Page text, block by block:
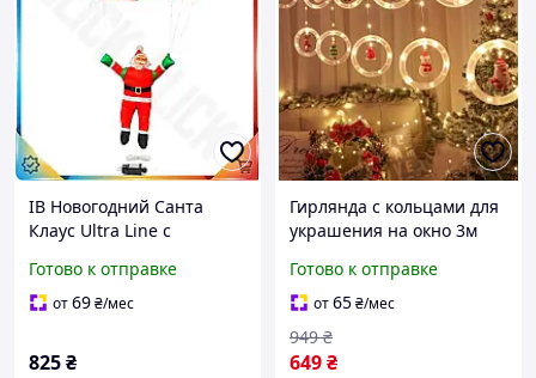
ІВ Новогодний Санта
Клаус Ultra Line с
светодиодная игрушка
для дома и улицы пр
Готово к отправке
от69₴/мес
825₴
Гирлянда с кольцами для
украшения на окно 3м
светодиодная гирлянда
фигуры елка олень
снеговик Санта
Готово к отправке
от65₴/мес
649₴
949 ₴